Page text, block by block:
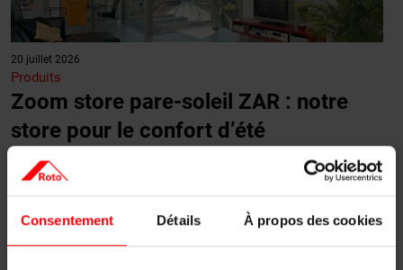
Consentement Détails À propos des cookies
20 juillet 2026
Produits
Zoom store pare-soleil ZAR : notre
store pour le confort d’été
souvent associés aux fenêtres de toit, il existe d'autres
solutions pour réduire le…
Lire la suite…